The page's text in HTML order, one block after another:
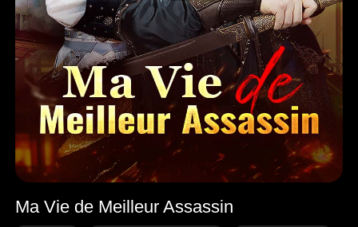
Ma Vie de Meilleur Assassin